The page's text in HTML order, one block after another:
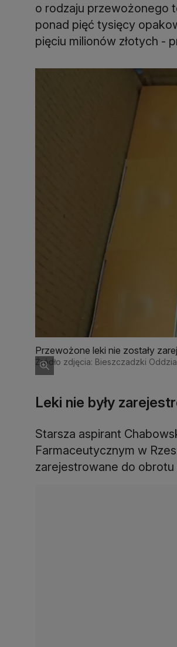
o rodzaju przewożonego
ponad pięć tysięcy
pięciu milionów złotych -
Przewożone leki nie zostały
Źródło zdjęcia: Bieszczadzki
Leki nie były
Starsza aspirant
Farmaceutycznym w
zarejestrowane do